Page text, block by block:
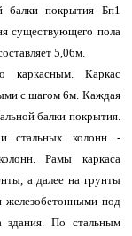
балки покрытия Бп1
существующего пола
5,06м.
каркасным. Каркас
с шагом 6м. Каждая
балки покрытия.
стальных колонн -
Рамы каркаса
а далее на грунты
под
здания. По стальным